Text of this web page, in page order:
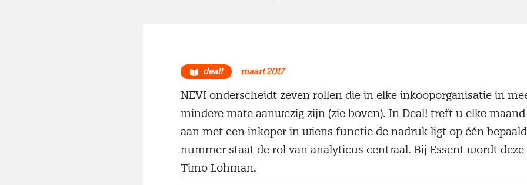
deal! maart 2017
NEVI onderscheidt zeven rollen die in elke inkooporganisatie in
mindere mate aanwezig zijn (zie boven). In Deal! treft u elke
aan met een inkoper in wiens functie de nadruk ligt op één
nummer staat de rol van analyticus centraal. Bij Essent wordt
Timo Lohman.